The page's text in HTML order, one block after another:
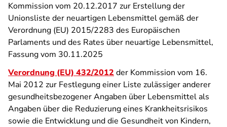
Kommission vom 20.12.2017 zur Erstellung der
Unionsliste der neuartigen Lebensmittel gemäß der
Verordnung (EU) 2015/2283 des Europäischen
Parlaments und des Rates über neuartige Lebensmittel,
Fassung vom 30.11.2025
Verordnung (EU) 432/2012 der Kommission vom 16.
Mai 2012 zur Festlegung einer Liste zulässiger anderer
gesundheitsbezogener Angaben über Lebensmittel als
Angaben über die Reduzierung eines Krankheitsrisikos
sowie die Entwicklung und die Gesundheit von Kindern,